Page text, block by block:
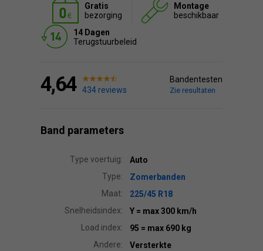
Gratis
bezorging
Montage
beschikbaar
14 Dagen
Terugstuurbeleid
4,64 434 reviews
Bandentesten
Zie resultaten
Band parameters
Type voertuig:
Auto
Type:
Zomerbanden
Maat:
225/45 R18
Snelheidsindex:
Y = max 300 km/h
Load index:
95 = max 690 kg
Andere:
Versterkte